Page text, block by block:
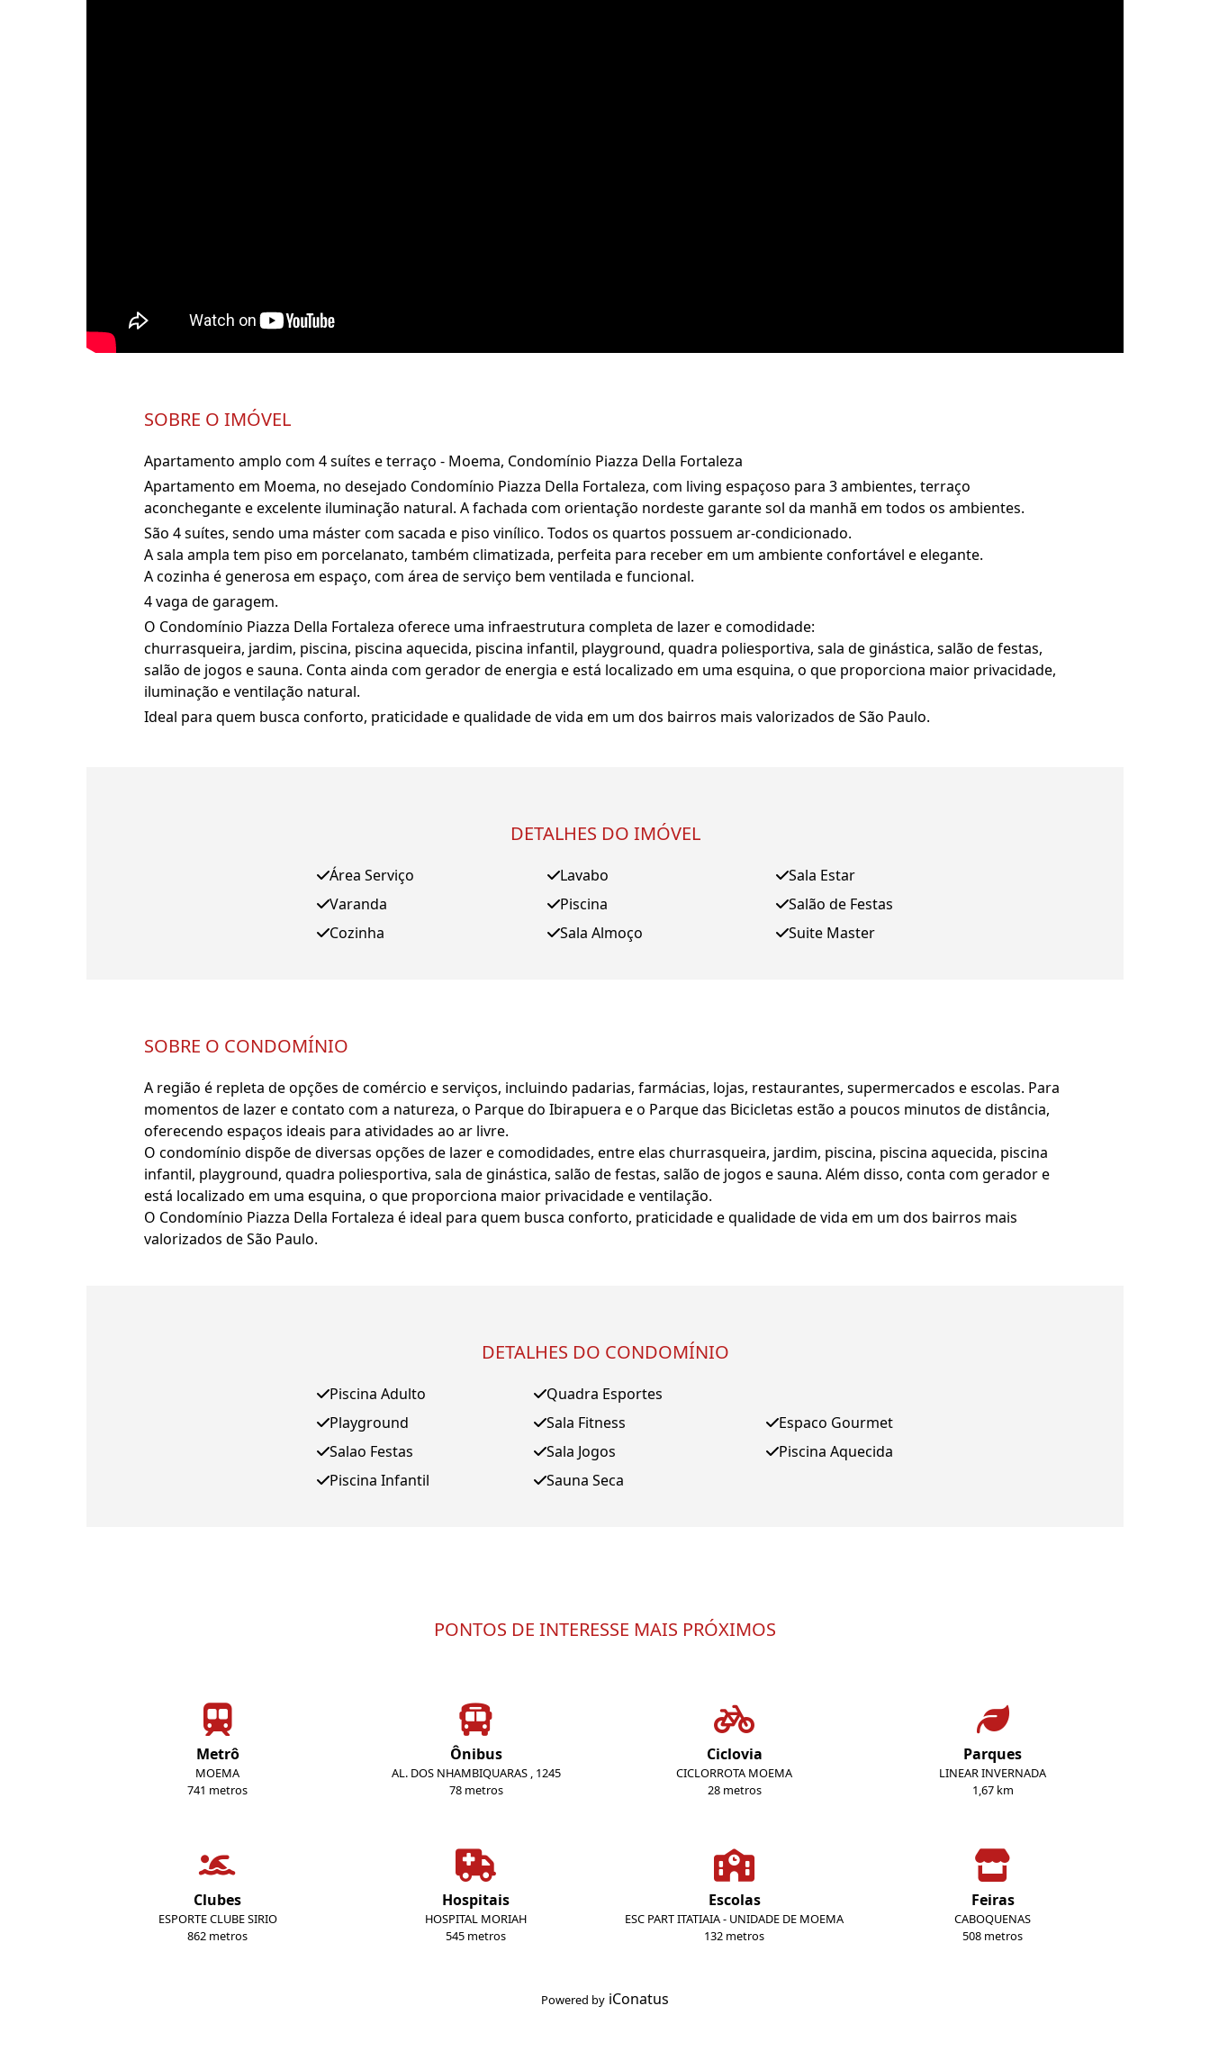
SOBRE O IMÓVEL
Apartamento amplo com 4 suítes e terraço - Moema, Condomínio Piazza Della Fortaleza
Apartamento em Moema, no desejado Condomínio Piazza Della Fortaleza, com living espaçoso para 3 ambientes, terraço
aconchegante e excelente iluminação natural. A fachada com orientação nordeste garante sol da manhã em todos os ambientes.
São 4 suítes, sendo uma máster com sacada e piso vinílico. Todos os quartos possuem ar-condicionado.
A sala ampla tem piso em porcelanato, também climatizada, perfeita para receber em um ambiente confortável e elegante.
A cozinha é generosa em espaço, com área de serviço bem ventilada e funcional.
4 vaga de garagem.
O Condomínio Piazza Della Fortaleza oferece uma infraestrutura completa de lazer e comodidade:
churrasqueira, jardim, piscina, piscina aquecida, piscina infantil, playground, quadra poliesportiva, sala de ginástica, salão de festas,
salão de jogos e sauna. Conta ainda com gerador de energia e está localizado em uma esquina, o que proporciona maior privacidade,
iluminação e ventilação natural.
Ideal para quem busca conforto, praticidade e qualidade de vida em um dos bairros mais valorizados de São Paulo.
DETALHES DO IMÓVEL
Área Serviço
Varanda
Cozinha
Lavabo
Piscina
Sala Almoço
Sala Estar
Salão de Festas
Suite Master
SOBRE O CONDOMÍNIO
A região é repleta de opções de comércio e serviços, incluindo padarias, farmácias, lojas, restaurantes, supermercados e escolas. Para
momentos de lazer e contato com a natureza, o Parque do Ibirapuera e o Parque das Bicicletas estão a poucos minutos de distância,
oferecendo espaços ideais para atividades ao ar livre.
O condomínio dispõe de diversas opções de lazer e comodidades, entre elas churrasqueira, jardim, piscina, piscina aquecida, piscina
infantil, playground, quadra poliesportiva, sala de ginástica, salão de festas, salão de jogos e sauna. Além disso, conta com gerador e
está localizado em uma esquina, o que proporciona maior privacidade e ventilação.
O Condomínio Piazza Della Fortaleza é ideal para quem busca conforto, praticidade e qualidade de vida em um dos bairros mais
valorizados de São Paulo.
DETALHES DO CONDOMÍNIO
Piscina Adulto
Playground
Salao Festas
Piscina Infantil
Quadra Esportes
Sala Fitness
Sala Jogos
Sauna Seca
Espaco Gourmet
Piscina Aquecida
PONTOS DE INTERESSE MAIS PRÓXIMOS
Metrô
MOEMA
741 metros
Ônibus
AL. DOS NHAMBIQUARAS , 1245
78 metros
Ciclovia
CICLORROTA MOEMA
28 metros
Parques
LINEAR INVERNADA
1,67 km
Clubes
ESPORTE CLUBE SIRIO
862 metros
Hospitais
HOSPITAL MORIAH
545 metros
Escolas
ESC PART ITATIAIA - UNIDADE DE MOEMA
132 metros
Feiras
CABOQUENAS
508 metros
Powered by iConatus